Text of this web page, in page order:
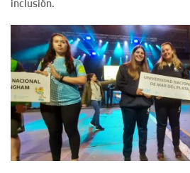
inclusión.